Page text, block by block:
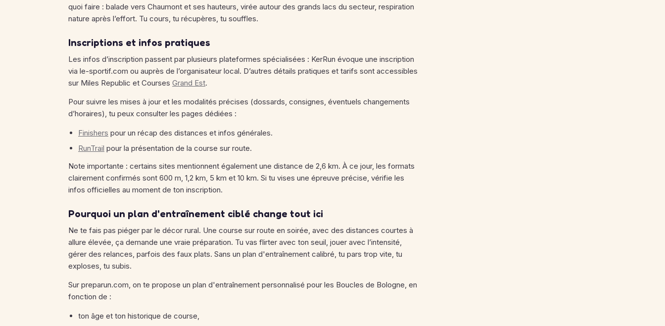
quoi faire : balade vers Chaumont et ses hauteurs, virée autour des grands lacs du secteur, respiration
nature après l’effort. Tu cours, tu récupères, tu souffles.
Inscriptions et infos pratiques
Les infos d’inscription passent par plusieurs plateformes spécialisées : KerRun évoque une inscription
via le-sportif.com ou auprès de l’organisateur local. D’autres détails pratiques et tarifs sont accessibles
sur Miles Republic et Courses Grand Est.
Pour suivre les mises à jour et les modalités précises (dossards, consignes, éventuels changements
d’horaires), tu peux consulter les pages dédiées :
Finishers pour un récap des distances et infos générales.
RunTrail pour la présentation de la course sur route.
Note importante : certains sites mentionnent également une distance de 2,6 km. À ce jour, les formats
clairement confirmés sont 600 m, 1,2 km, 5 km et 10 km. Si tu vises une épreuve précise, vérifie les
infos officielles au moment de ton inscription.
Pourquoi un plan d'entraînement ciblé change tout ici
Ne te fais pas piéger par le décor rural. Une course sur route en soirée, avec des distances courtes à
allure élevée, ça demande une vraie préparation. Tu vas flirter avec ton seuil, jouer avec l’intensité,
gérer des relances, parfois des faux plats. Sans un plan d'entraînement calibré, tu pars trop vite, tu
exploses, tu subis.
Sur preparun.com, on te propose un plan d'entraînement personnalisé pour les Boucles de Bologne, en
fonction de :
ton âge et ton historique de course,